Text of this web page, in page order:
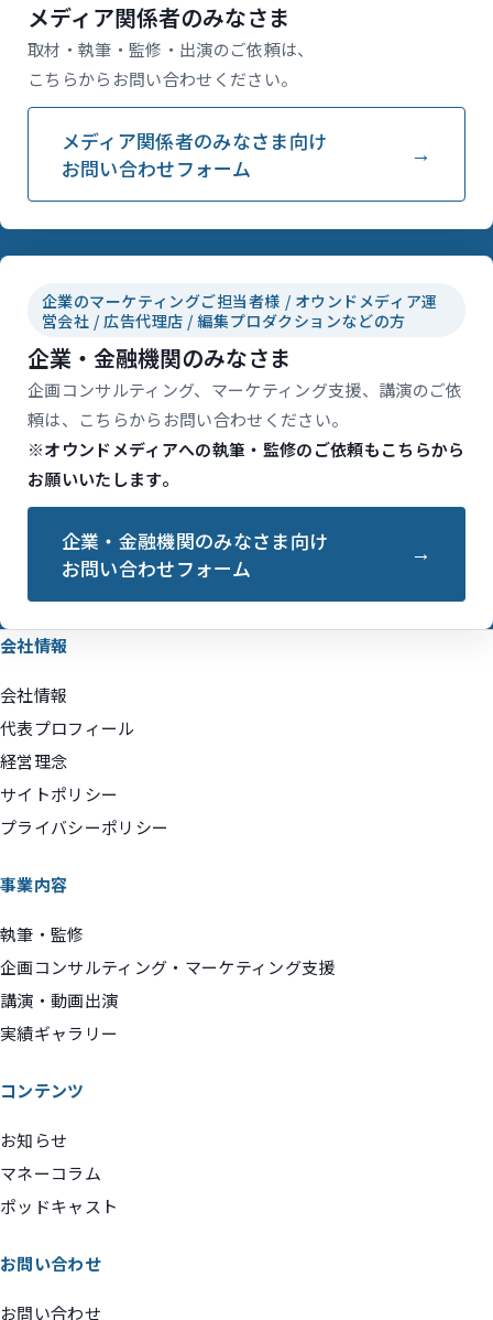
メディア関係者のみなさま
取材・執筆・監修・出演のご依頼は、
こちらからお問い合わせください。
メディア関係者のみなさま向け
お問い合わせフォーム
企業のマーケティングご担当者様 / オウンドメディア運
営会社 / 広告代理店 / 編集プロダクションなどの方
企業・金融機関のみなさま
企画コンサルティング、マーケティング支援、講演のご依
頼は、こちらからお問い合わせください。
※オウンドメディアへの執筆・監修のご依頼もこちらから
お願いいたします。
企業・金融機関のみなさま向け
お問い合わせフォーム
会社情報
会社情報
代表プロフィール
経営理念
サイトポリシー
プライバシーポリシー
事業内容
執筆・監修
企画コンサルティング・マーケティング支援
講演・動画出演
実績ギャラリー
コンテンツ
お知らせ
マネーコラム
ポッドキャスト
お問い合わせ
お問い合わせ